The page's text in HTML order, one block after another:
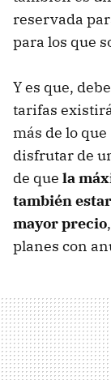
reservada
para los que
Y es que,
tarifas
más de lo
disfrutar de
de que la
también
mayor precio
planes con